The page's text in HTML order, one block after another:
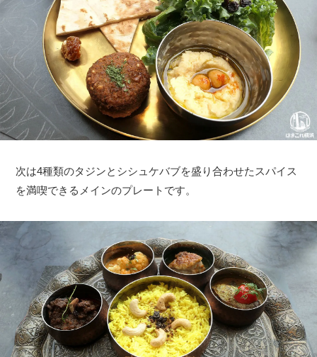
次は4種類のタジンとシシュケバブを盛り合わせたスパイス
を満喫できるメインのプレートです。